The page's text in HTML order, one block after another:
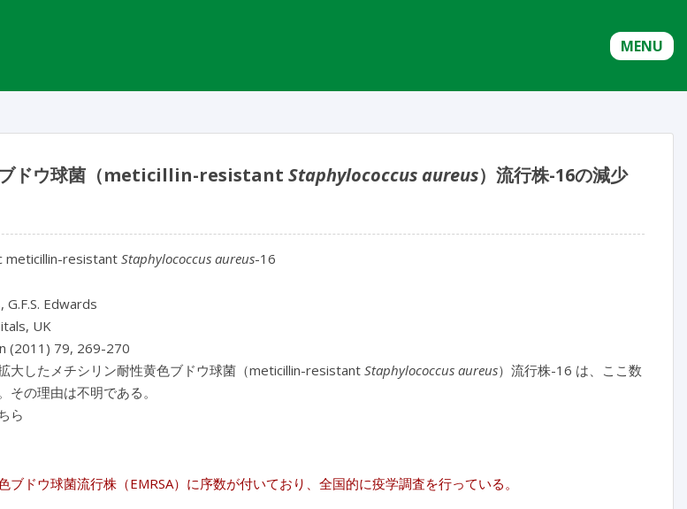
MENU
ブドウ球菌（meticillin-resistant Staphylococcus aureus）流行株-16の減少
meticillin-resistant Staphylococcus aureus-16
G.F.S. Edwards
UK
(2011) 79, 269-270
大したメチシリン耐性黄色ブドウ球菌（meticillin-resistant Staphylococcus aureus）流行株-16 は、ここ数
の理由は不明である。
ら
ブドウ球菌流行株（EMRSA）に序数が付いており、全国的に疫学調査を行っている。